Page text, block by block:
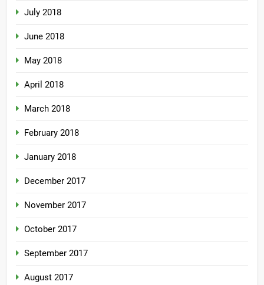
July 2018
June 2018
May 2018
April 2018
March 2018
February 2018
January 2018
December 2017
November 2017
October 2017
September 2017
August 2017